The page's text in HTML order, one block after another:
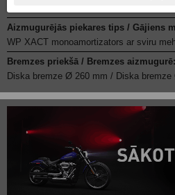
Aizmugurējās piekares tips / Gājiens
WP XACT monoamortizators ar sviru
Bremzes priekšā / Bremzes aizmugurē:
Diska bremze Ø 260 mm / Diska bremze